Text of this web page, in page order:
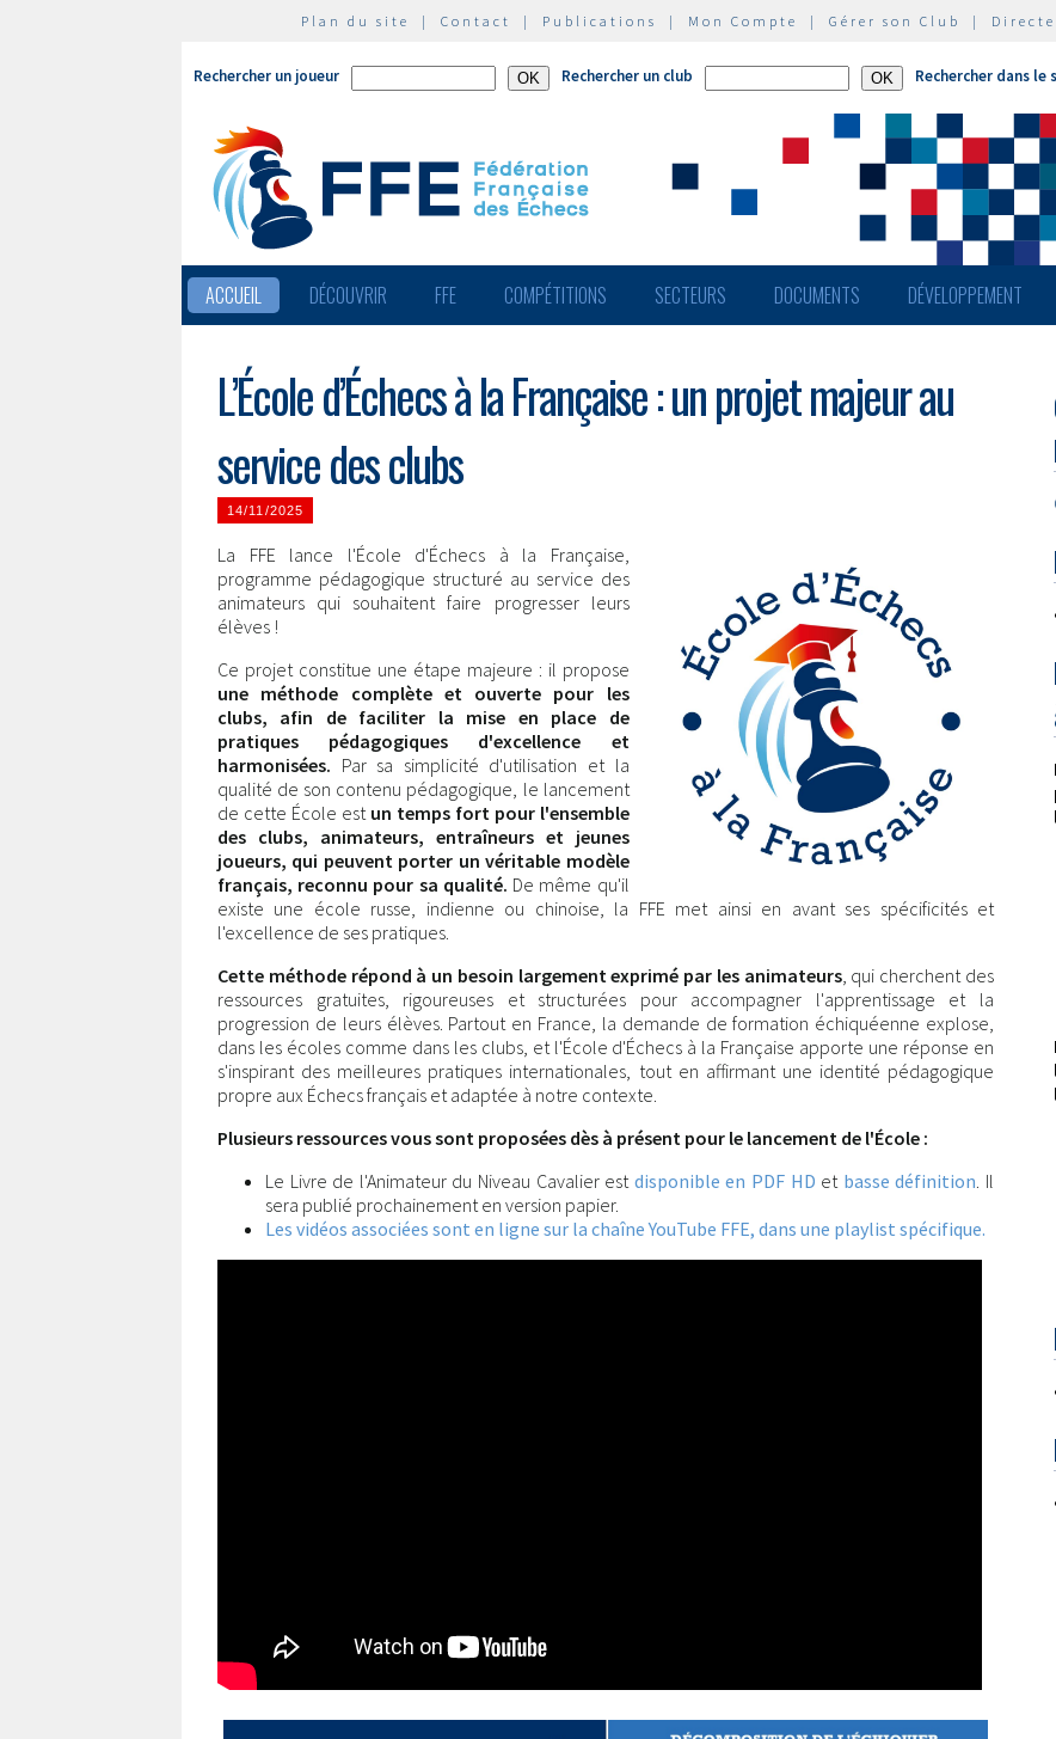
Plan du site | Contact | Publications | Mon Compte | Gérer son Club |
Rechercher un joueur Rechercher un club Rechercher dans le
ACCUEIL DÉCOUVRIR FFE COMPÉTITIONS SECTEURS DOCUMENTS DÉVELOPPEMENT
L’École d’Échecs à la Française : un projet majeur au
service des clubs
14/11/2025
La FFE lance l'École d'Échecs à la Française,
programme pédagogique structuré au service des
animateurs qui souhaitent faire progresser leurs
élèves !
Ce projet constitue une étape majeure : il propose
une méthode complète et ouverte pour les
clubs, afin de faciliter la mise en place de
pratiques pédagogiques d'excellence et
harmonisées. Par sa simplicité d'utilisation et la
qualité de son contenu pédagogique, le lancement
de cette École est un temps fort pour l'ensemble
des clubs, animateurs, entraîneurs et jeunes
joueurs, qui peuvent porter un véritable modèle
français, reconnu pour sa qualité. De même qu'il
existe une école russe, indienne ou chinoise, la FFE met ainsi en avant ses spécificités et
l'excellence de ses pratiques.
Cette méthode répond à un besoin largement exprimé par les animateurs, qui cherchent des
ressources gratuites, rigoureuses et structurées pour accompagner l'apprentissage et la
progression de leurs élèves. Partout en France, la demande de formation échiquéenne explose,
dans les écoles comme dans les clubs, et l'École d'Échecs à la Française apporte une réponse en
s'inspirant des meilleures pratiques internationales, tout en affirmant une identité pédagogique
propre aux Échecs français et adaptée à notre contexte.
Plusieurs ressources vous sont proposées dès à présent pour le lancement de l'École :
Le Livre de l'Animateur du Niveau Cavalier est disponible en PDF HD et basse définition. Il
sera publié prochainement en version papier.
Les vidéos associées sont en ligne sur la chaîne YouTube FFE, dans une playlist spécifique.